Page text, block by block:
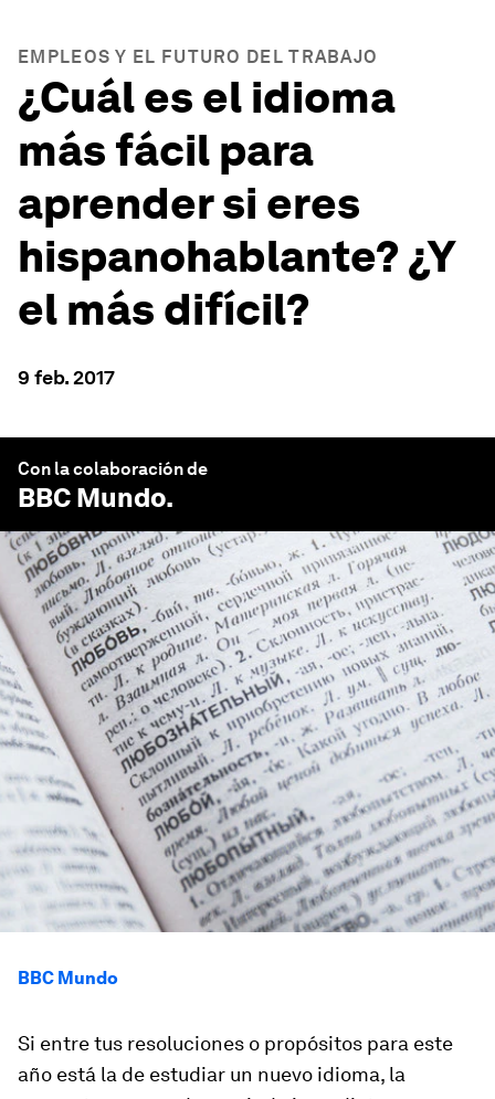
EMPLEOS Y EL FUTURO DEL TRABAJO
¿Cuál es el idioma
más fácil para
aprender si eres
hispanohablante? ¿Y
el más difícil?
9 feb. 2017
Con la colaboración de
BBC Mundo.
BBC Mundo
Si entre tus resoluciones o propósitos para este
año está la de estudiar un nuevo idioma, la